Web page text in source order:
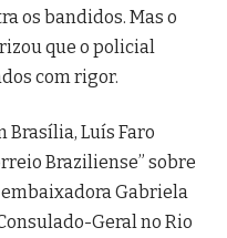
os bandidos. Mas o
que o policial
com rigor.
Brasília, Luís Faro
Braziliense” sobre
Gabriela
Geral no Rio